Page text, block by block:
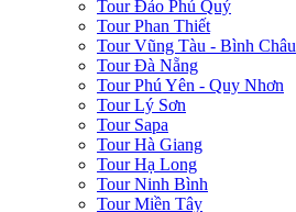
Tour Đảo Phú Quý
Tour Phan Thiết
Tour Vũng Tàu - Bình Châu
Tour Đà Nẵng
Tour Phú Yên - Quy Nhơn
Tour Lý Sơn
Tour Sapa
Tour Hà Giang
Tour Hạ Long
Tour Ninh Bình
Tour Miền Tây